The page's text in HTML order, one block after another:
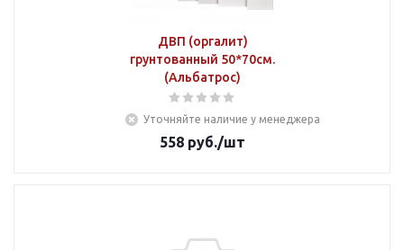
ДВП (оргалит)
грунтованный 50*70см.
(Альбатрос)
Уточняйте наличие у менеджера
558 руб./шт